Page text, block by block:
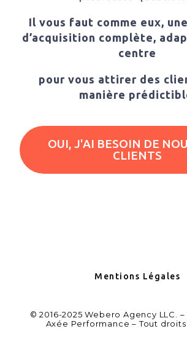
Il vous faut comme eux,
d’acquisition complète,
centre
pour vous attirer des
manière
OUI, J'AI BESOIN DE
CLIENTS
Mentions Légales
© 2016-2025 Webero Agency LLC.
Axée Performance – Tout droits